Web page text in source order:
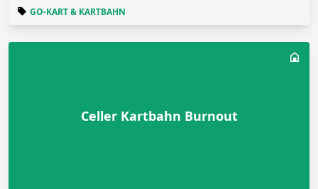
GO-KART & KARTBAHN
Celler Kartbahn Burnout